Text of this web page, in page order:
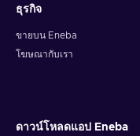
How to activate
To redeem a gift
Always use the
Go to the menu
Enter your gift code
ธุรกิจ
ขายบน Eneba
โฆษณากับเรา
ดาวน์โหลดแอป Eneba